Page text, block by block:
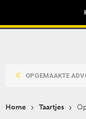
OPGEMAAKTE
Home Taartjes